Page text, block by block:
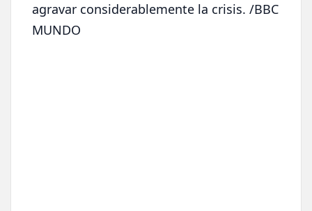
agravar considerablemente la crisis. /BBC
MUNDO